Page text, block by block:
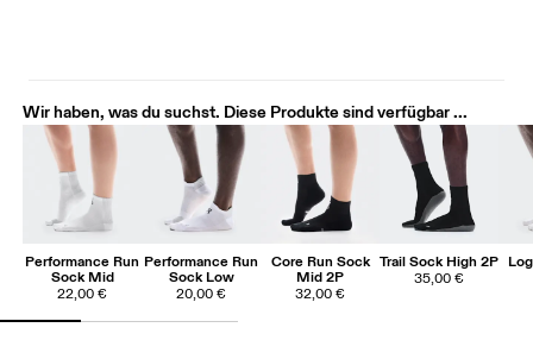
Wir haben, was du suchst. Diese Produkte sind verfügbar ...
Performance Run
Sock Mid
22,00 €
Performance Run
Sock Low
20,00 €
Core Run Sock
Mid 2P
32,00 €
Trail Sock High 2P
35,00 €